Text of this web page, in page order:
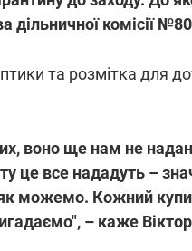
комісії
та розмітка для
воно ще нам не
це все нададуть –
можемо. Кожний
– каже Віктор